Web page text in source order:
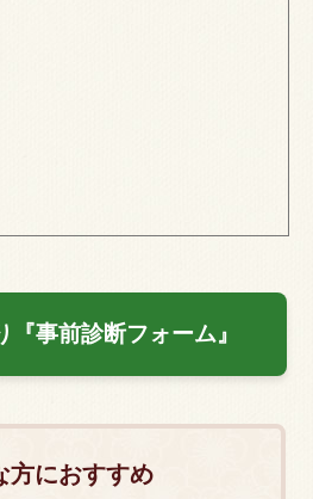
『事前診断フォーム』
方におすすめ